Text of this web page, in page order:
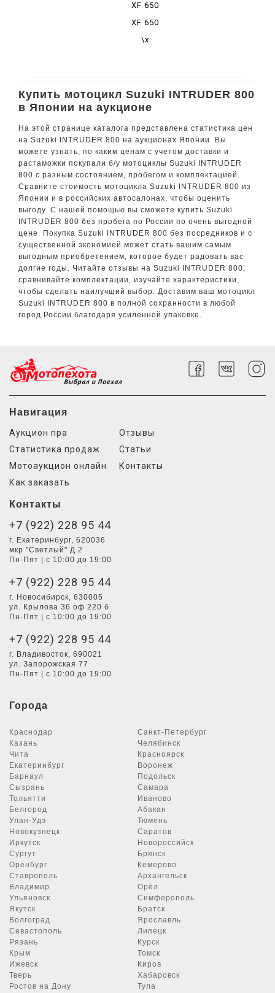
XF 650
XF 650
FREEWIND
\x
Купить мотоцикл Suzuki INTRUDER 800
в Японии на аукционе
На этой странице каталога представлена статистика цен
на Suzuki INTRUDER 800 на аукционах Японии. Вы
можете узнать, по каким ценам с учетом доставки и
растаможки покупали б/у мотоциклы Suzuki INTRUDER
800 с разным состоянием, пробегом и комплектацией.
Сравните стоимость мотоцикла Suzuki INTRUDER 800 из
Японии и в российских автосалонах, чтобы оценить
выгоду. С нашей помощью вы сможете купить Suzuki
INTRUDER 800 без пробега по России по очень выгодной
цене. Покупка Suzuki INTRUDER 800 без посредников и с
существенной экономией может стать вашим самым
выгодным приобретением, которое будет радовать вас
долгие годы. Читайте отзывы на Suzuki INTRUDER 800,
сравнивайте комплектации, изучайте характеристики,
чтобы сделать наилучший выбор. Доставим ваш мотоцикл
Suzuki INTRUDER 800 в полной сохранности в любой
город России благодаря усиленной упаковке.
Навигация
Аукцион npa
Статистика продаж
Мотоаукцион онлайн
Как заказать
Отзывы
Статьи
Контакты
Контакты
+7 (922) 228 95 44
г. Екатеринбург, 620036
мкр "Светлый" Д 2
Пн-Пят | с 10:00 до 19:00
+7 (922) 228 95 44
г. Новосибирск, 630005
ул. Крылова 36 оф 220 б
Пн-Пят | с 10:00 до 19:00
+7 (922) 228 95 44
г. Владивосток, 690021
ул. Запорожская 77
Пн-Пят | с 10:00 до 19:00
Города
Краснодар
Санкт-Петербург
Казань
Челябинск
Чита
Красноярск
Екатеринбург
Воронеж
Барнаул
Подольск
Сызрань
Самара
Тольятти
Иваново
Белгород
Абакан
Улан-Удэ
Тюмень
Новокузнецк
Саратов
Иркутск
Новороссийск
Сургут
Брянск
Оренбург
Кемерово
Ставрополь
Архангельск
Владимир
Орёл
Ульяновск
Симферополь
Якутск
Братск
Волгоград
Ярославль
Севастополь
Липецк
Рязань
Курск
Крым
Томск
Ижевск
Киров
Тверь
Хабаровск
Ростов на Дону
Тула